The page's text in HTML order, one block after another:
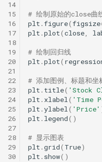
14
15
16
17
18
19
20
21
22
23
24
25
26
27
28
29
30
# 绘制原始的close曲
plt .figure(figsize
plt .plot(close,
# 绘制回归线
plt .plot(
# 添加图例、标题和坐
plt . title( 'Stock
plt . xlabel( 'Time
plt .ylabel( 'Price'
plt . legend()
# 显示图表
plt .grid( True)
plt . show()